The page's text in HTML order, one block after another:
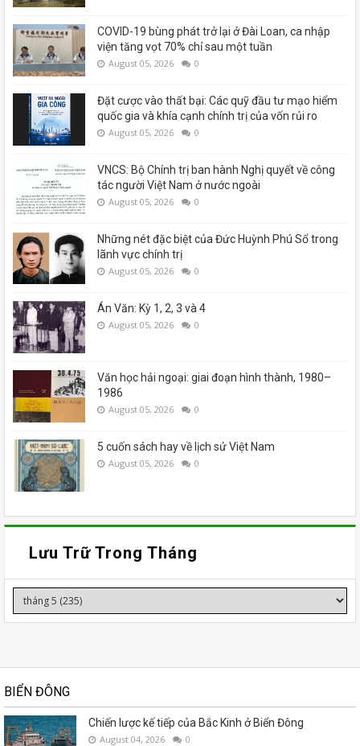
COVID-19 bùng phát trở lại ở Đài Loan, ca nhập
viện tăng vọt 70% chỉ sau một tuần
August 05, 2026 0
Đặt cược vào thất bại: Các quỹ đầu tư mạo hiểm
quốc gia và khía cạnh chính trị của vốn rủi ro
August 05, 2026 0
VNCS: Bộ Chính trị ban hành Nghị quyết về công
tác người Việt Nam ở nước ngoài
August 05, 2026 0
Những nét đặc biệt của Đức Huỳnh Phú Sổ trong
lãnh vực chính trị
August 05, 2026 0
Án Văn: Kỳ 1, 2, 3 và 4
August 05, 2026 0
Văn học hải ngoại: giai đoạn hình thành, 1980–
1986
August 05, 2026 0
5 cuốn sách hay về lịch sử Việt Nam
August 05, 2026 0
Lưu Trữ Trong Tháng
BIỂN ĐÔNG
Chiến lược kế tiếp của Bắc Kinh ở Biển Đông
August 04, 2026 0